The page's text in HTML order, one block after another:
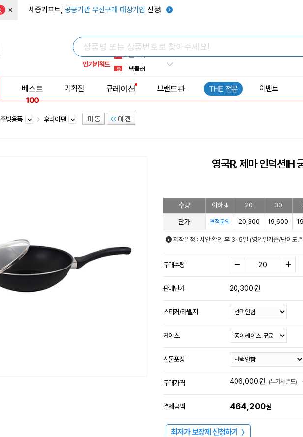
× 세종기프트, 공공기관 우선구매 대상기업 선정!
인기키워드
5 키캡
8 쿨토시
9 넥쿨러
1 선풍기
베스트
100
기획전 큐레이션 브랜드관 THE 전문 이벤트
주방용품 후라이팬
영국R. 제마 인덕션IH
수량 이하 20 30
단가 견적문의 20,300 19,600
제작일정 : 시안 확인 후 3~5일 (영업일기준/난이도
구매수량
판매단가 20,300원
스티커/라벨지
케이스
선물포장
구매가격 406,000원 (부가세별도)
결제금액 464,200원
최저가 보장제 신청하기 〉